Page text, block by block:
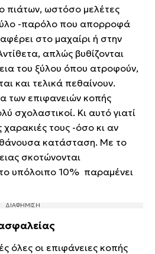
πιάτων, ωστόσο μελέτες
-παρόλο που απορροφά
στο μαχαίρι ή στην
απλώς βυθίζονται
του ξύλου όπου ατροφούν,
και τελικά πεθαίνουν.
των επιφανειών κοπής
σχολαστικοί. Κι αυτό γιατί
χαρακιές τους -όσο κι αν
κατάσταση. Με το
σκοτώνονται
υπόλοιπο 10% παραμένει
όλες οι επιφάνειες κοπής